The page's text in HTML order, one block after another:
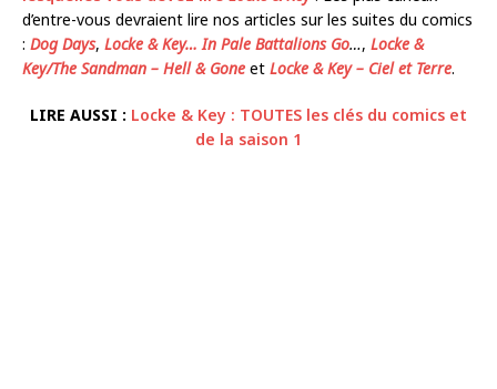
d’entre-vous devraient lire nos articles sur les suites du comics
: Dog Days, Locke & Key… In Pale Battalions Go…, Locke &
Key/The Sandman – Hell & Gone et Locke & Key – Ciel et Terre.
LIRE AUSSI : Locke & Key : TOUTES les clés du comics et
de la saison 1